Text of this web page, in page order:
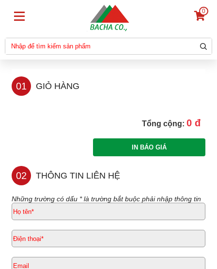
0
01 GIỎ HÀNG
Tổng cộng: 0 đ
02 THÔNG TIN LIÊN HỆ
Những trường có dấu * là trường bắt buộc phải nhập thông tin